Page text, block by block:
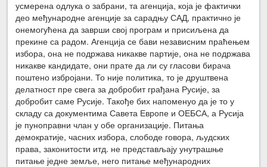
усмерена одлука о забрани, та агенција, која је фактички
део међународне агенције за сарадњу САД, практично је
онемогућена да заврши свој програм и присиљена да
прекине са радом. Агенција се бави независним праћењем
избора, она не подржава никакве партије, она не подржава
никакве кандидате, они прате да ли су гласови бирача
поштено избројани. То није политика, то је друштвена
делатност пре свега за добробит грађана Русије, за
добробит саме Русије. Такође бих напоменуо да је то у
складу са документима Савета Европе и ОЕБСА, а Русија
је пуноправни члан у обе организације. Питања
демократије, часних избора, слободе говора, људских
права, законитости итд. не представљају унутрашње
питање једне земље, него питање међународних